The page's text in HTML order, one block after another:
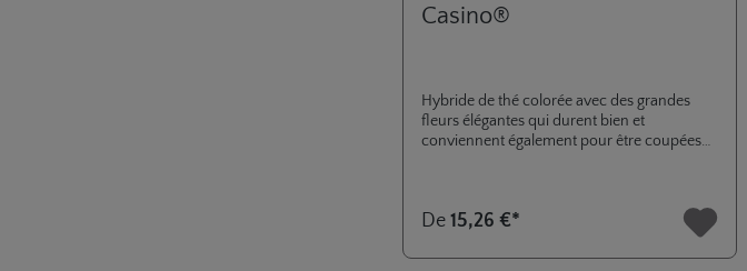
Casino®
Hybride de thé colorée avec des grandes
fleurs élégantes qui durent bien et
conviennent également pour être coupées
ELEGANZA, nommée en juin 2024 en
coopération avec le Casino Baden-Baden.
De 15,26 €*